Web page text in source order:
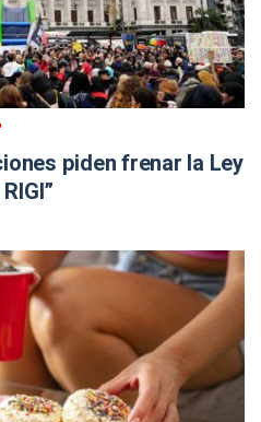
piden frenar la Ley